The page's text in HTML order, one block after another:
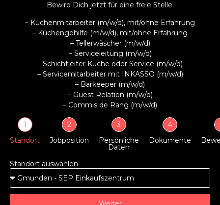
Bewirb Dich jetzt für eine freie Stelle.
– Küchenmitarbeiter (m/w/d), mit/ohne Erfahrung
– Küchengehilfe (m/w/d), mit/ohne Erfahrung
– Tellerwäscher (m/w/d)
– Serviceleitung (m/w/d)
– Schichtleiter Küche oder Service (m/w/d)
– Servicemitarbeiter mit INKASSO (m/w/d)
– Barkeeper (m/w/d)
– Guest Relation (m/w/d)
– Commis de Rang (m/w/d)
1
Standort
2
Jobposition
3
Persönliche
Daten
4
Dokumente
Standort auswählen